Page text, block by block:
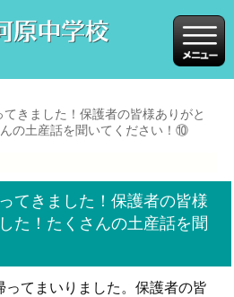
きました！保護者の皆様ありがと
の土産話を聞いてください！⑩
てきました！保護者の皆様
た！たくさんの土産話を聞
てまいりました。保護者の皆